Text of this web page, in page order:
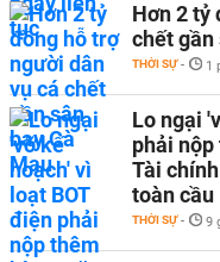
Hơn 2 tỷ
chết gần
THỜI SỰ - 1
Lo ngại
phải nộp
Tài
toàn cầu
THỜI SỰ - 9